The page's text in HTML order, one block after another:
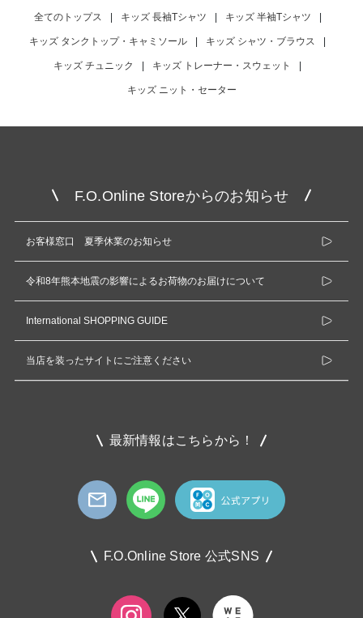
全てのトップス | キッズ 長袖Tシャツ | キッズ 半袖Tシャツ |
キッズ タンクトップ・キャミソール | キッズ シャツ・ブラウス |
キッズ チュニック | キッズ トレーナー・スウェット |
キッズ ニット・セーター
F.O.Online Storeからのお知らせ
お客様窓口 夏季休業のお知らせ
令和8年熊本地震の影響によるお荷物のお届けについて
International SHOPPING GUIDE
当店を装ったサイトにご注意ください
最新情報はこちらから！
F.O.Online Store 公式SNS